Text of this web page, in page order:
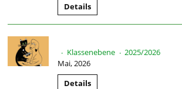
Details
· Klassenebene · 2025/2026
Mai, 2026
Details